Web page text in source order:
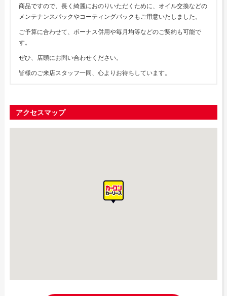
商品ですので、長く綺麗におのりいただくために、オイル交換などの
メンテナンスパックやコーティングパックもご用意いたしました。
ご予算に合わせて、ボーナス併用や毎月均等などのご契約も可能で
す。
ぜひ、店頭にお問い合わせください。
皆様のご来店スタッフ一同、心よりお待ちしています。
アクセスマップ